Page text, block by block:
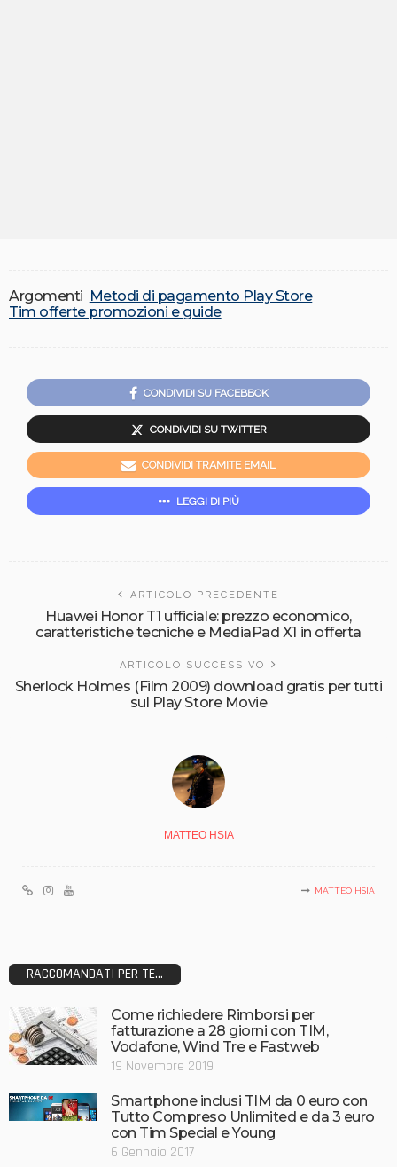
Argomenti Metodi di pagamento Play Store
Tim offerte promozioni e guide
CONDIVIDI SU FACEBBOK
CONDIVIDI SU TWITTER
CONDIVIDI TRAMITE EMAIL
LEGGI DI PIÙ
ARTICOLO PRECEDENTE
Huawei Honor T1 ufficiale: prezzo economico,
caratteristiche tecniche e MediaPad X1 in offerta
ARTICOLO SUCCESSIVO
Sherlock Holmes (Film 2009) download gratis per tutti
sul Play Store Movie
MATTEO HSIA
MATTEO HSIA
RACCOMANDATI PER TE...
Come richiedere Rimborsi per
fatturazione a 28 giorni con TIM,
Vodafone, Wind Tre e Fastweb
19 Novembre 2019
Smartphone inclusi TIM da 0 euro con
Tutto Compreso Unlimited e da 3 euro
con Tim Special e Young
6 Gennaio 2017